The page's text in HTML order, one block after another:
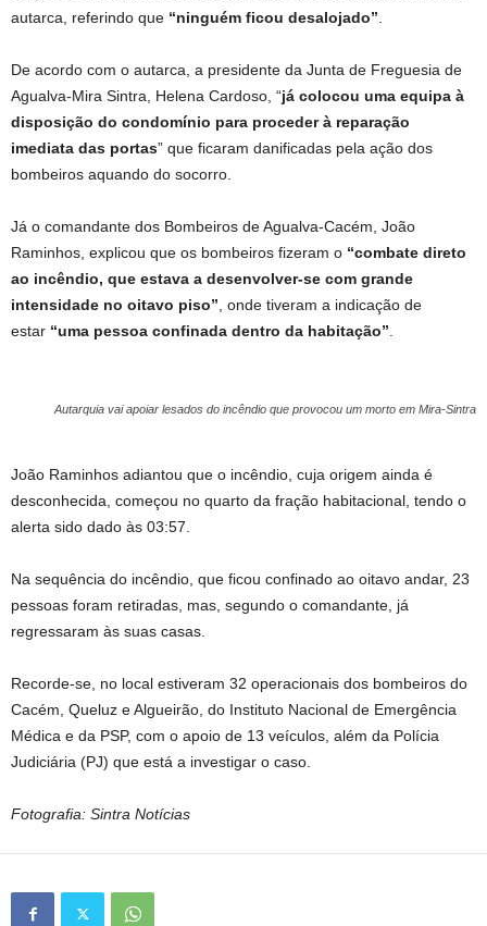
autarca, referindo que “ninguém ficou desalojado”.
De acordo com o autarca, a presidente da Junta de Freguesia de
Agualva-Mira Sintra, Helena Cardoso, “já colocou uma equipa à
disposição do condomínio para proceder à reparação
imediata das portas” que ficaram danificadas pela ação dos
bombeiros aquando do socorro.
Já o comandante dos Bombeiros de Agualva-Cacém, João
Raminhos, explicou que os bombeiros fizeram o “combate direto
ao incêndio, que estava a desenvolver-se com grande
intensidade no oitavo piso”, onde tiveram a indicação de
estar “uma pessoa confinada dentro da habitação”.
Autarquia vai apoiar lesados do incêndio que provocou um morto em Mira-Sintra
João Raminhos adiantou que o incêndio, cuja origem ainda é
desconhecida, começou no quarto da fração habitacional, tendo o
alerta sido dado às 03:57.
Na sequência do incêndio, que ficou confinado ao oitavo andar, 23
pessoas foram retiradas, mas, segundo o comandante, já
regressaram às suas casas.
Recorde-se, no local estiveram 32 operacionais dos bombeiros do
Cacém, Queluz e Algueirão, do Instituto Nacional de Emergência
Médica e da PSP, com o apoio de 13 veículos, além da Polícia
Judiciária (PJ) que está a investigar o caso.
Fotografia: Sintra Notícias